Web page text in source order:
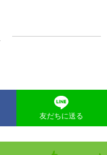
友だちに送る